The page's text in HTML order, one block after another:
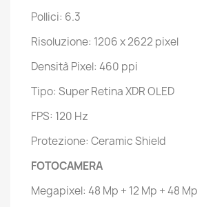
Pollici: 6.3
Risoluzione: 1206 x 2622 pixel
Densità Pixel: 460 ppi
Tipo: Super Retina XDR OLED
FPS: 120 Hz
Protezione: Ceramic Shield
FOTOCAMERA
Megapixel: 48 Mp + 12 Mp + 48 Mp